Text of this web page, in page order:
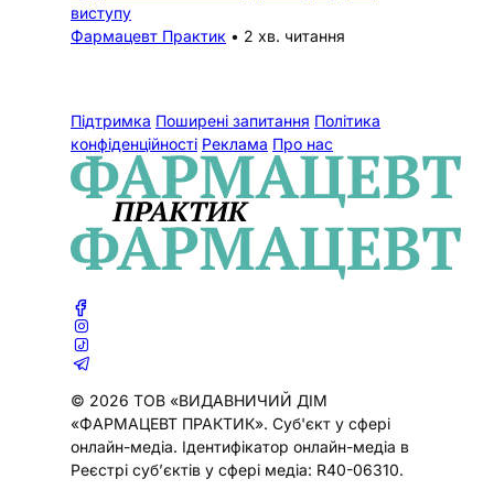
виступу
Фармацевт Практик • 2 хв. читання
Підтримка Поширені запитання Політика
конфіденційності Реклама Про нас
© 2026 ТОВ «ВИДАВНИЧИЙ ДІМ
«ФАРМАЦЕВТ ПРАКТИК». Cуб'єкт у сфері
онлайн-медіа. Ідентифікатор онлайн-медіа в
Реєстрі суб’єктів у сфері медіа: R40-06310.